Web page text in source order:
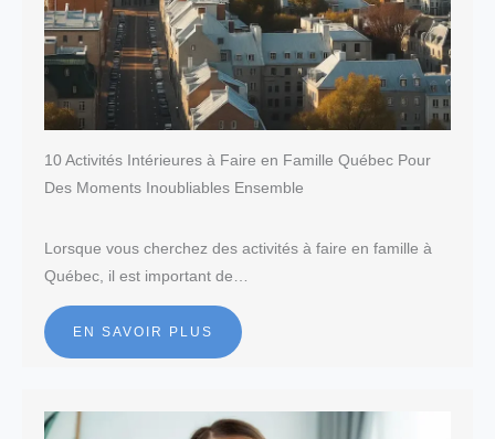
10 Activités Intérieures à Faire en Famille Québec Pour
Des Moments Inoubliables Ensemble
Lorsque vous cherchez des activités à faire en famille à
Québec, il est important de…
EN SAVOIR PLUS